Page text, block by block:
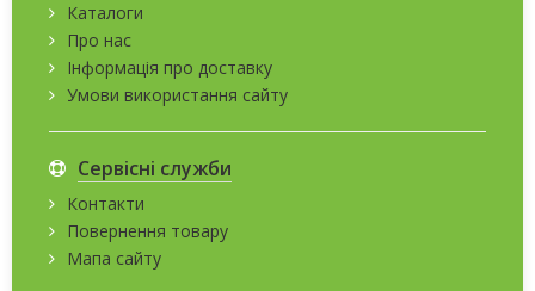
Каталоги
Про нас
Інформація про доставку
Умови використання сайту
Сервісні служби
Контакти
Повернення товару
Мапа сайту